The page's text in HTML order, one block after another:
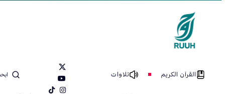
القرآن الكريم تلاوات ابحث